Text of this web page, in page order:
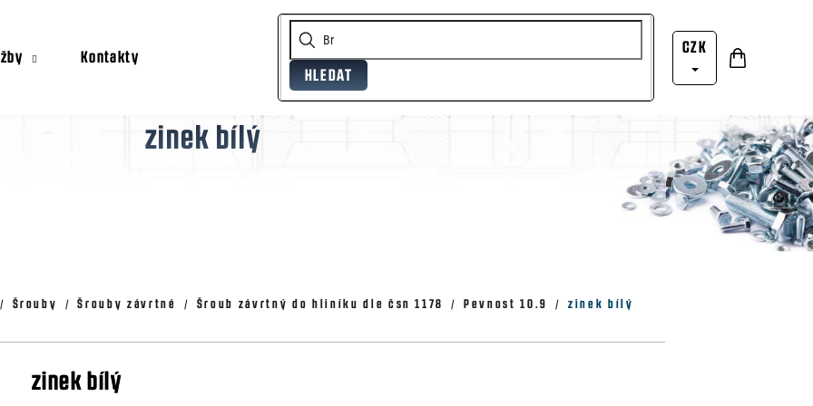
Kontakty
HLEDAT
CZK
Přihlášení
Nákupní
košík
zinek bílý
Šrouby Šrouby závrtné Šroub závrtný do hliníku dle čsn 1178 Pevnost 10.9 zinek bílý
zinek bílý
Doporučujeme